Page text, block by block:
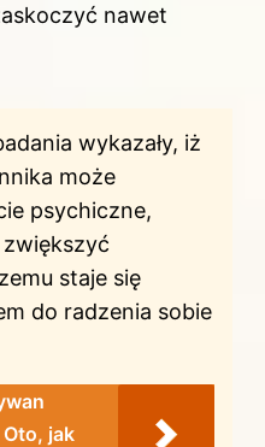
nawet
wykazały, iż
może
psychiczne,
staje się
do radzenia sobie
jak